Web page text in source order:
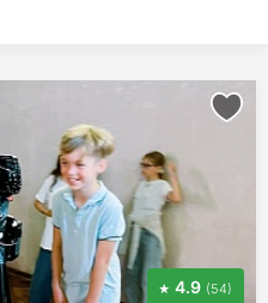
4.9 (54)